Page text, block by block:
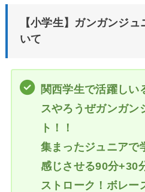
【小学生】ガンガンジ
いて
関西学生で活躍しい
スやろうぜガンガン
ト！！
集まったジュニアで
感じさせる90分+30
ストローク！ボレー